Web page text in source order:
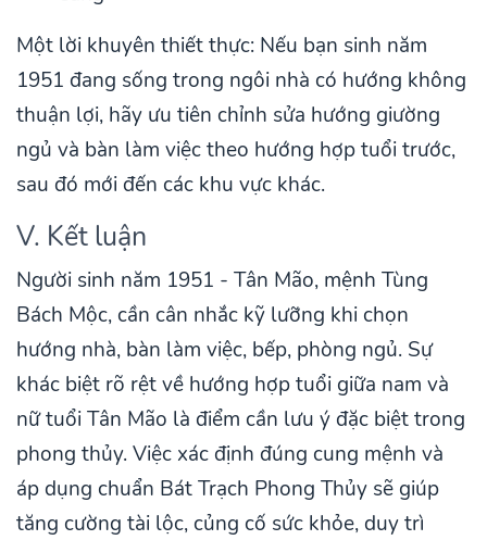
Một lời khuyên thiết thực: Nếu bạn sinh năm
1951 đang sống trong ngôi nhà có hướng không
thuận lợi, hãy ưu tiên chỉnh sửa hướng giường
ngủ và bàn làm việc theo hướng hợp tuổi trước,
sau đó mới đến các khu vực khác.
V. Kết luận
Người sinh năm 1951 - Tân Mão, mệnh Tùng
Bách Mộc, cần cân nhắc kỹ lưỡng khi chọn
hướng nhà, bàn làm việc, bếp, phòng ngủ. Sự
khác biệt rõ rệt về hướng hợp tuổi giữa nam và
nữ tuổi Tân Mão là điểm cần lưu ý đặc biệt trong
phong thủy. Việc xác định đúng cung mệnh và
áp dụng chuẩn Bát Trạch Phong Thủy sẽ giúp
tăng cường tài lộc, củng cố sức khỏe, duy trì